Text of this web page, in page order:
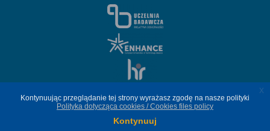
2026 Politechnika Warszawska
Kontynuując przeglądanie tej strony wyrażasz zgodę na nasze polityki
Polityka dotycząca cookies / Cookies files policy
Kontynuuj
x
Kontynuując przeglądanie tej strony wyrażasz zgodę na nasze polityki
Polityka dotycząca cookies / Cookies files policy
Kontynuuj
x